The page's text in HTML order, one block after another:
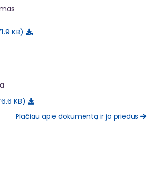
KB
KB
Plačiau apie dokumentą ir jo priedus